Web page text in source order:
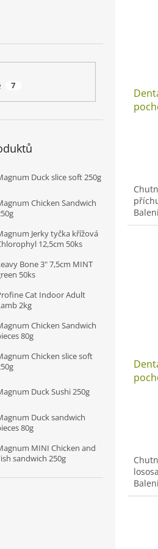
7
Duck slice soft 250g
Chicken Sandwich
Jerky tyčka křížová
12,5cm 50ks
Bone 3" 7,5cm MINT
50ks
Cat Indoor Adult
2kg
Chicken Sandwich
80g
Chicken slice soft
Duck Sushi 250g
Duck sandwich
80g
MINI Chicken and
sandwich 250g